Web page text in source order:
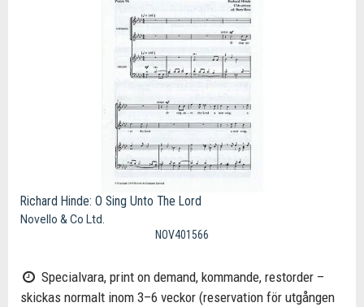
Richard Hinde: O Sing Unto The Lord
Novello & Co Ltd.
NOV401566
Specialvara, print on demand, kommande, restorder –
skickas normalt inom 3–6 veckor (reservation för utgången